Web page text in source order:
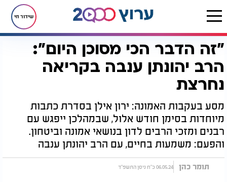
שידור חי
דף הבית יהדות "זה הדבר הכי מסוכן היום": הרב יהונתן ענבה בקריאה נחרצת
"זה הדבר הכי מסוכן היום":
הרב יהונתן ענבה בקריאה
נחרצת
מסע בעקבות האמונה: ירון אילן בסדרת כתבות
מיוחדות בסימן חודש אלול, שבמהלכן ייפגש עם
רבנים ומזכי הרבים לדון בנושאי אמונה וביטחון.
והפעם: משמעות בחיים, עם הרב יהונתן ענבה
תומר כהן 06.05.24 כ"ח ניסן התשפ"ד